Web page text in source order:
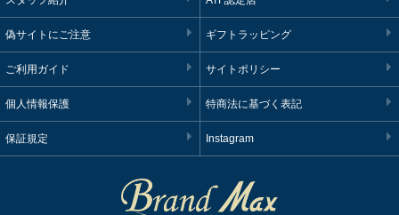
偽サイトにご注意 ギフトラッピング
ご利用ガイド サイトポリシー
個人情報保護 特商法に基づく表記
保証規定 Instagram